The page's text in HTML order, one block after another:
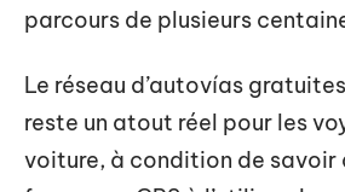
parcours de plusieurs
Le réseau d’autovías
reste un atout réel pour les
voiture, à condition de savoir